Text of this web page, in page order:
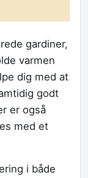
gardiner,
varmen
dig med at
godt
er også
med et
i både